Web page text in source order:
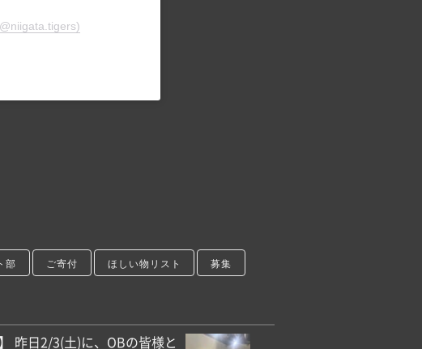
部 ご寄付 ほしい物リスト 募集
昨日2/3(土)に、OBの皆様と